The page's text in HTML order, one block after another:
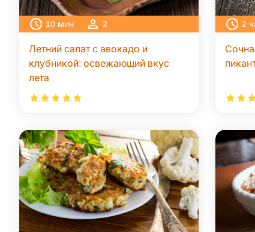
10 мин 2
Летний салат с авокадо и
клубникой: освежающий вкус
лета
2